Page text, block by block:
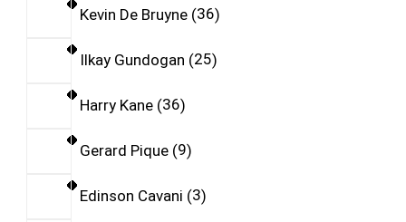
Kevin De Bruyne 36
Ilkay Gundogan 25
Harry Kane 36
Gerard Pique 9
Edinson Cavani 3